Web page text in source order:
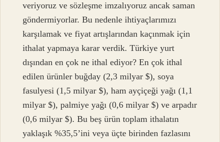
veriyoruz ve sözleşme imzalıyoruz ancak saman
göndermiyorlar. Bu nedenle ihtiyaçlarımızı
karşılamak ve fiyat artışlarından kaçınmak için
ithalat yapmaya karar verdik. Türkiye yurt
dışından en çok ne ithal ediyor? En çok ithal
edilen ürünler buğday (2,3 milyar $), soya
fasulyesi (1,5 milyar $), ham ayçiçeği yağı (1,1
milyar $), palmiye yağı (0,6 milyar $) ve arpadır
(0,6 milyar $). Bu beş ürün toplam ithalatın
yaklaşık %35,5’ini veya üçte birinden fazlasını